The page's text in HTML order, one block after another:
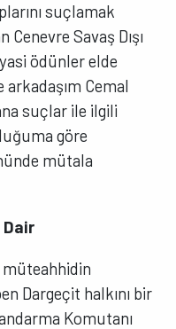
suçlamak
Cenevre Savaş Dışı
ödünler elde
Cemal
suçlar ile ilgili
göre
mütala
Dair
müteahhidin
Dargeçit halkını bir
Komutanı